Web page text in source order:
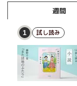
週間
1 試し読み